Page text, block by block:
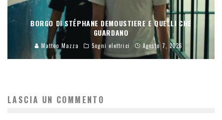
BORGO DI STÉPHANE DEMOUSTIERE E QUELLI CHE
GUARDANO
Matteo Mazza Sogni elettrici Agosto 7, 2026
LASCIA UN COMMENTO